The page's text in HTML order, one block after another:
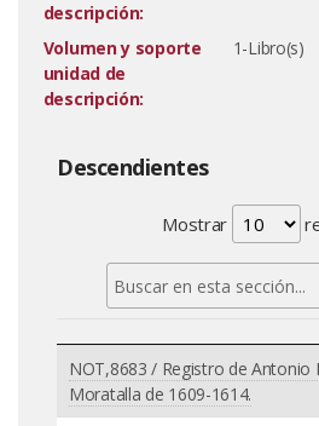
descripción:
Volumen y soporte
unidad de
descripción:
1-Libro(s)
Descendientes
Mostrar
NOT,8683 / Registro de Antonio
Moratalla de 1609-1614.